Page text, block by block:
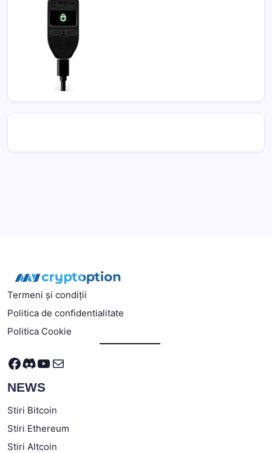
Termeni și condiții
Politica de confidentialitate
Politica Cookie
Facebook
Discord
YouTube
Mail
NEWS
Stiri Bitcoin
Stiri Ethereum
Stiri Altcoin